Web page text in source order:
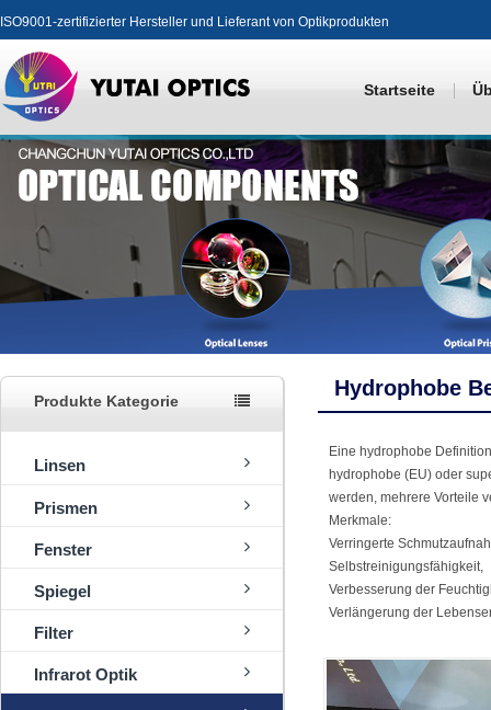
ISO9001-zertifizierter Hersteller und Lieferant von Optikprodukten
Startseite
Produkte Kategorie
Linsen
Prismen
Fenster
Spiegel
Filter
Infrarot Optik
Hydrophobe
Eine hydrophobe
hydrophobe (EU) oder
werden, mehrere Vorteile
Merkmale:
Verringerte
Selbstreinigungsfähigkeit,
Verbesserung der
Verlängerung der